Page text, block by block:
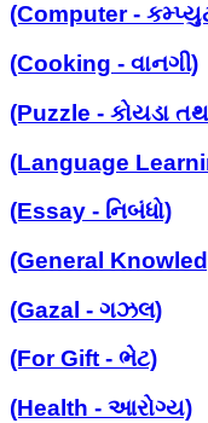
(Computer -
(Cooking - વાનગી)
(Puzzle - કોયડા
(Language
(Essay - નિબંધો)
(General
(Gazal - ગઝલ)
(For Gift - ભેટ)
(Health - આરોગ્ય)